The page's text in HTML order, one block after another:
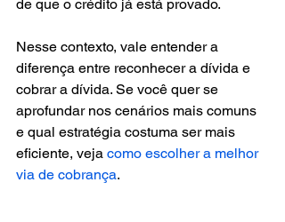
de que o crédito já está provado.
Nesse contexto, vale entender a
diferença entre reconhecer a dívida e
cobrar a dívida. Se você quer se
aprofundar nos cenários mais comuns
e qual estratégia costuma ser mais
eficiente, veja como escolher a melhor
via de cobrança.